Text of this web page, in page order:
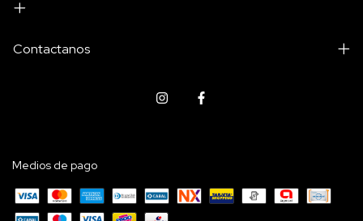
Contactanos
Medios de pago